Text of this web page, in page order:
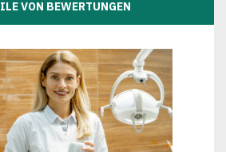
VON BEWERTUNGEN